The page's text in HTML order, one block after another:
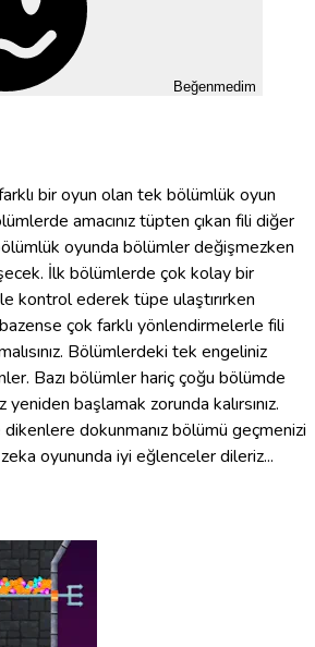
Beğenmedim
bir oyun olan tek bölümlük oyun
amacınız tüpten çıkan fili diğer
oyunda bölümler değişmezken
İlk bölümlerde çok kolay bir
kontrol ederek tüpe ulaştırırken
çok farklı yönlendirmelerle fili
Bölümlerdeki tek engeliniz
Bazı bölümler hariç çoğu bölümde
başlamak zorunda kalırsınız.
dokunmanız bölümü geçmenizi
oyununda iyi eğlenceler dileriz...